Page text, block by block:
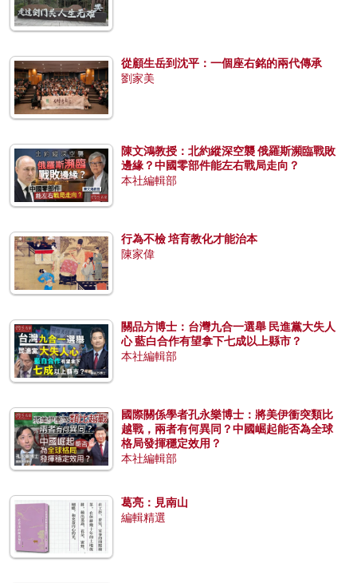
從顧生岳到沈平：一個座右銘的兩代傳承
劉家美
陳文鴻教授：北約縱深空襲 俄羅斯瀕臨戰敗
邊緣？中國零部件能左右戰局走向？
本社編輯部
行為不檢 培育教化才能治本
陳家偉
關品方博士：台灣九合一選舉 民進黨大失人
心 藍白合作有望拿下七成以上縣市？
本社編輯部
國際關係學者孔永樂博士：將美伊衝突類比
越戰，兩者有何異同？中國崛起能否為全球
格局發揮穩定效用？
本社編輯部
葛亮：見南山
編輯精選